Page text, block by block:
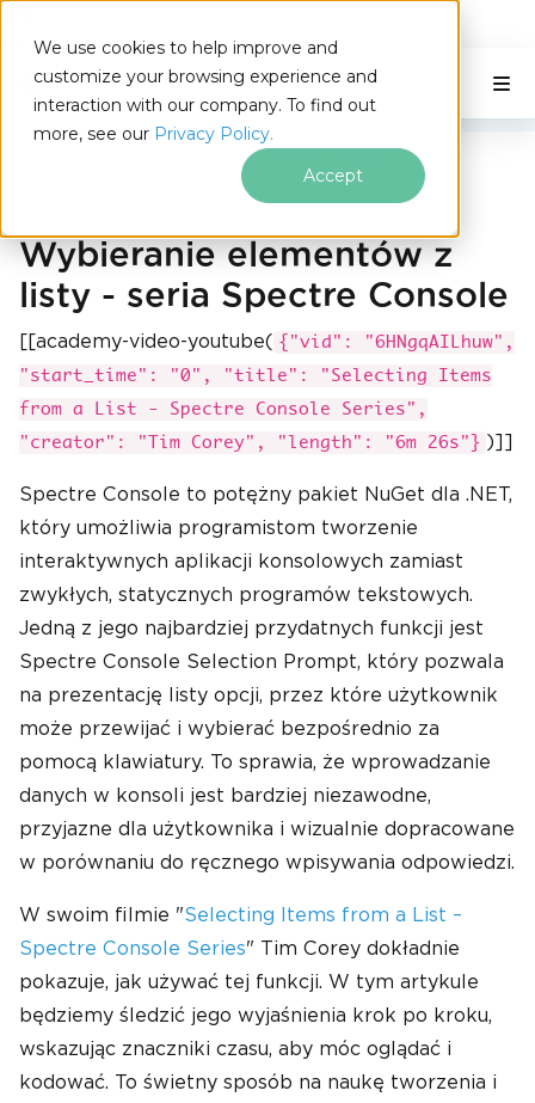
We use cookies to help improve and
customize your browsing experience and
interaction with our company. To find out
more, see our Privacy Policy.
Accept
IRONSOFTWARE
Przejdź do treści stopki
C# Application
Na tej stronie
Lista wyboru Spectre Console
Wybieranie elementów z
listy - seria Spectre Console
[[academy-video-youtube( {"vid": "6HNgqAILhuw",
"start_time": "0", "title": "Selecting Items
from a List - Spectre Console Series",
"creator": "Tim Corey", "length": "6m 26s"} )]]
Spectre Console to potężny pakiet NuGet dla .NET,
który umożliwia programistom tworzenie
interaktywnych aplikacji konsolowych zamiast
zwykłych, statycznych programów tekstowych.
Jedną z jego najbardziej przydatnych funkcji jest
Spectre Console Selection Prompt, który pozwala
na prezentację listy opcji, przez które użytkownik
może przewijać i wybierać bezpośrednio za
pomocą klawiatury. To sprawia, że wprowadzanie
danych w konsoli jest bardziej niezawodne,
przyjazne dla użytkownika i wizualnie dopracowane
w porównaniu do ręcznego wpisywania odpowiedzi.
W swoim filmie "Selecting Items from a List –
Spectre Console Series" Tim Corey dokładnie
pokazuje, jak używać tej funkcji. W tym artykule
będziemy śledzić jego wyjaśnienia krok po kroku,
wskazując znaczniki czasu, aby móc oglądać i
kodować. To świetny sposób na naukę tworzenia i